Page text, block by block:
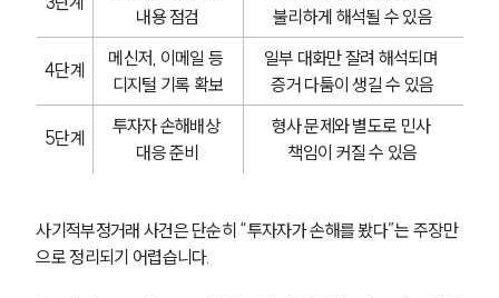
내용 점검
불리하게 해석될 수 있음
4단계
메신저, 이메일 등
디지털 기록 확보
일부 대화만 잘려 해석되며
증거 다툼이 생길 수 있음
5단계
투자자 손해배상
대응 준비
형사 문제와 별도로 민사
책임이 커질 수 있음
사기적부정거래 사건은 단순히 “투자자가 손해를 봤다”는 주장만
으로 정리되기 어렵습니다.